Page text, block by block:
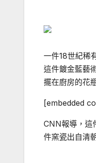
一件18世紀稀
這件鍍金藍藝
擺在廚房的花
[embedded
CNN報導，這
件窯瓷出自清